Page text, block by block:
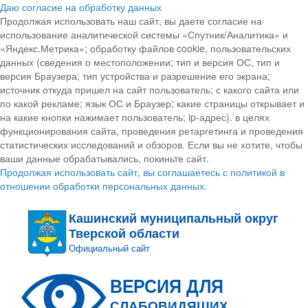
Даю согласие на обработку данных
Продолжая использовать наш сайт, вы даете согласие на
использование аналитической системы «Спутник/Аналитика» и
«Яндекс.Метрика»; обработку файлов cookie, пользовательских
данных (сведения о местоположении; тип и версия ОС, тип и
версия Браузера; тип устройства и разрешение его экрана;
источник откуда пришел на сайт пользователь; с какого сайта или
по какой рекламе; язык ОС и Браузер; какие страницы открывает и
на какие кнопки нажимает пользователь; ip-адрес). в целях
функционирования сайта, проведения ретаргетинга и проведения
статистических исследований и обзоров. Если вы не хотите, чтобы
ваши данные обрабатывались, покиньте сайт.
Продолжая использовать сайт, вы соглашаетесь с политикой в
отношении обработки персональных данных.